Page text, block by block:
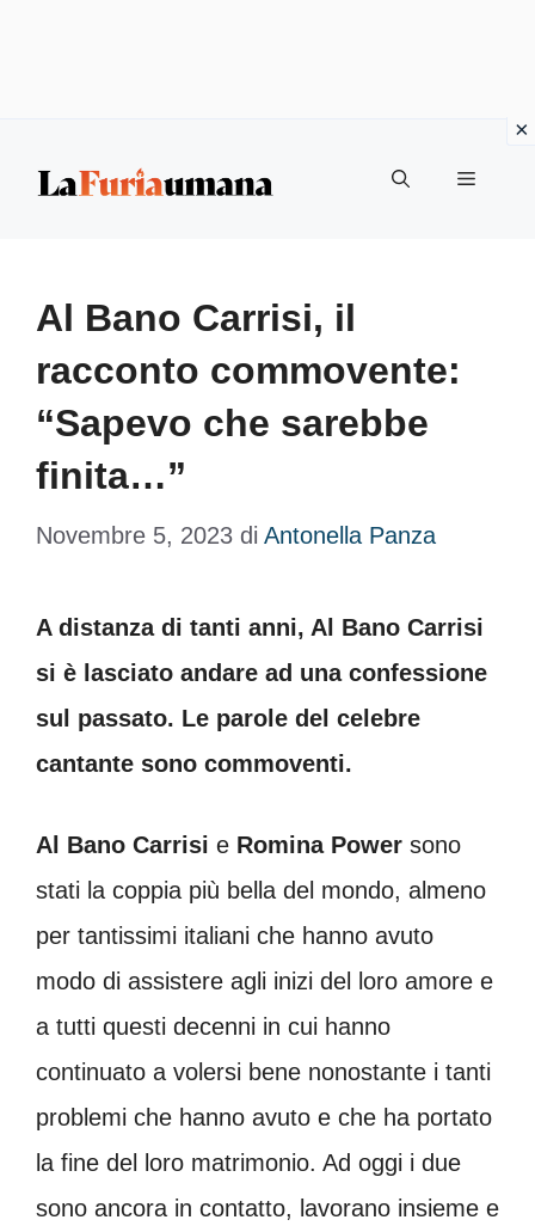
Menu
Al Bano Carrisi, il
racconto commovente:
“Sapevo che sarebbe
finita…”
Novembre 5, 2023 di Antonella Panza
A distanza di tanti anni, Al Bano Carrisi
si è lasciato andare ad una confessione
sul passato. Le parole del celebre
cantante sono commoventi.
Al Bano Carrisi e Romina Power sono
stati la coppia più bella del mondo, almeno
per tantissimi italiani che hanno avuto
modo di assistere agli inizi del loro amore e
a tutti questi decenni in cui hanno
continuato a volersi bene nonostante i tanti
problemi che hanno avuto e che ha portato
la fine del loro matrimonio. Ad oggi i due
sono ancora in contatto, lavorano insieme e